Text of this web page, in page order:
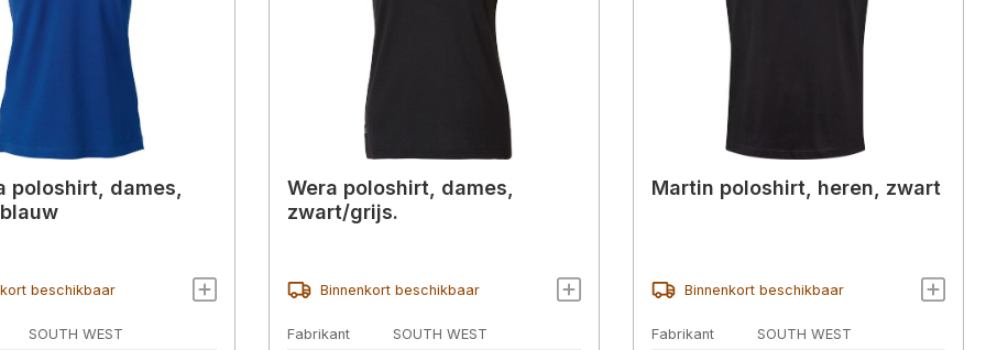
poloshirt, dames,
beschikbaar
SOUTH WEST
Wera poloshirt, dames,
zwart/grijs.
Binnenkort beschikbaar
Fabrikant SOUTH WEST
Martin poloshirt, heren, zwart
Binnenkort beschikbaar
Fabrikant SOUTH WEST